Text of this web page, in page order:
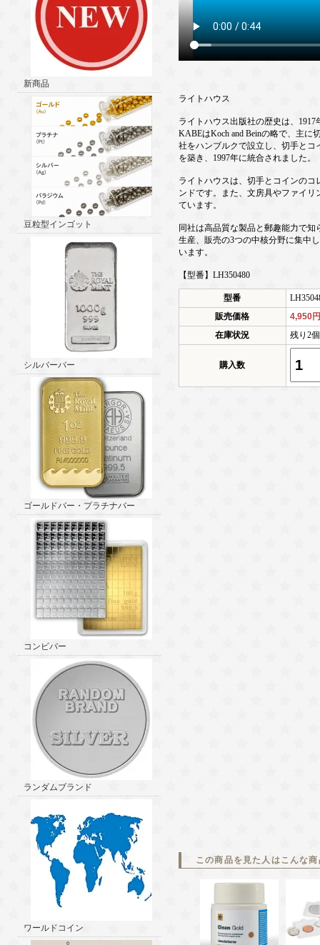
新商品
豆粒型インゴット
シルバーバー
ゴールドバー・プラチナバー
コンビバー
ランダムブランド
ワールドコイン
ライトハウス
ライトハウス出版社の歴史は、
KABEはKoch and Beinの略で、主
社をハンブルクで設立し、切手と
を築き、1997年に統合されました。
ライトハウスは、切手とコインの
ンドです。また、文房具やファイ
ています。
同社は高品質な製品と郵趣能力で
生産、販売の3つの中核分野に集中
います。
【型番】LH350480
型番
販売価格
4,950
在庫状況
残り2
購入数
この商品を見た人はこんな